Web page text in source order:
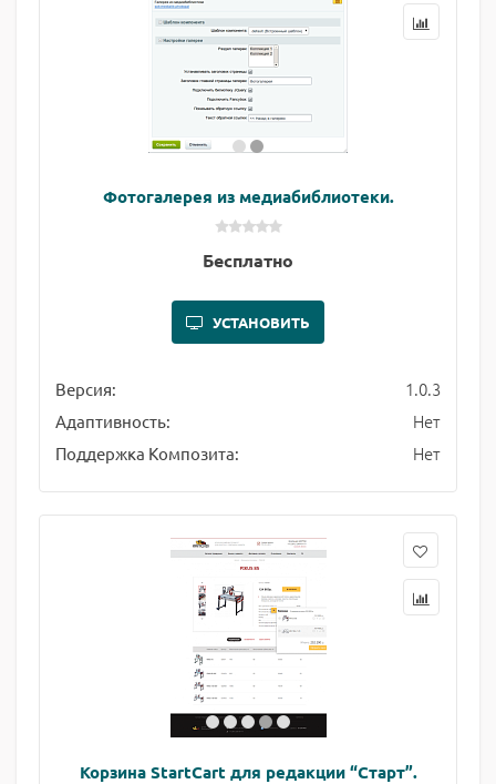
Фотогалерея из медиабиблиотеки.
Бесплатно
УСТАНОВИТЬ
Версия: 1.0.3
Адаптивность: Нет
Поддержка Композита: Нет
Корзина StartСart для редакции “Старт”.